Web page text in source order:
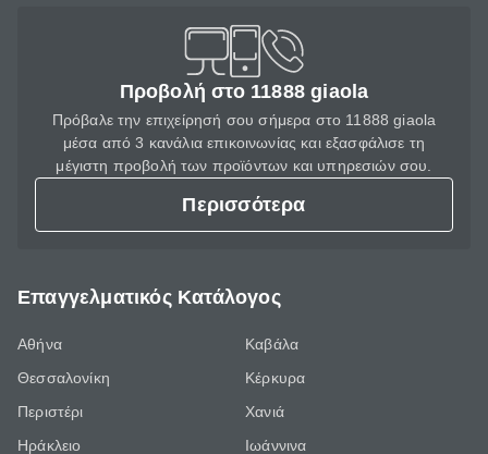
Προβολή στο 11888 giaola
Πρόβαλε την επιχείρησή σου σήμερα στο 11888 giaola
μέσα από 3 κανάλια επικοινωνίας και εξασφάλισε τη
μέγιστη προβολή των προϊόντων και υπηρεσιών σου.
Περισσότερα
Επαγγελματικός Κατάλογος
Αθήνα
Θεσσαλονίκη
Περιστέρι
Ηράκλειο
Καβάλα
Κέρκυρα
Χανιά
Ιωάννινα